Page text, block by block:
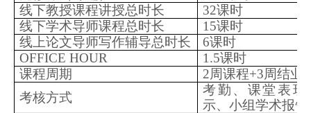
线下教授课程讲授总时长
32课时
线下学术导师课程总时长
15课时
线上论文导师写作辅导总时长
6课时
OFFICE HOUR
1.5课时
课程周期
2周课程+3周结业
考核方式
考勤、课堂表
示、小组学术报告